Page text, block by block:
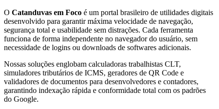
O Catanduvas em Foco é um portal brasileiro de utilidades digitais
desenvolvido para garantir máxima velocidade de navegação,
segurança total e usabilidade sem distrações. Cada ferramenta
funciona de forma independente no navegador do usuário, sem
necessidade de logins ou downloads de softwares adicionais.
Nossas soluções englobam calculadoras trabalhistas CLT,
simuladores tributários de ICMS, geradores de QR Code e
validadores de documentos para desenvolvedores e contadores,
garantindo indexação rápida e conformidade total com os padrões
do Google.